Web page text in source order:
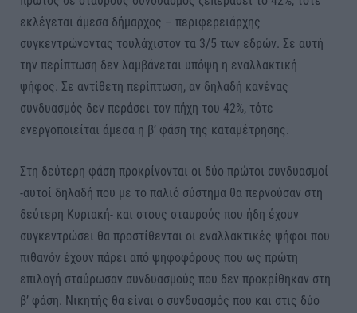
εκλέγεται άμεσα δήμαρχος – περιφερειάρχης
συγκεντρώνοντας τουλάχιστον τα 3/5 των εδρών. Σε αυτή
την περίπτωση δεν λαμβάνεται υπόψη η εναλλακτική
ψήφος. Σε αντίθετη περίπτωση, αν δηλαδή κανένας
συνδυασμός δεν περάσει τον πήχη του 42%, τότε
ενεργοποιείται άμεσα η β’ φάση της καταμέτρησης.
Στη δεύτερη φάση προκρίνονται οι δύο πρώτοι συνδυασμοί
-αυτοί δηλαδή που με το παλιό σύστημα θα περνούσαν στη
δεύτερη Κυριακή- και στους σταυρούς που ήδη έχουν
συγκεντρώσει θα προστίθενται οι εναλλακτικές ψήφοι που
πιθανόν έχουν πάρει από ψηφοφόρους που ως πρώτη
επιλογή σταύρωσαν συνδυασμούς που δεν προκρίθηκαν στη
β’ φάση. Νικητής θα είναι ο συνδυασμός που και στις δύο